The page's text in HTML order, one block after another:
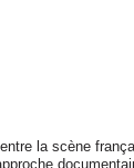
la scène